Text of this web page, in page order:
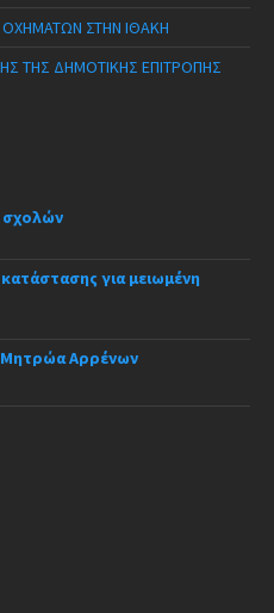
ΣΤΗΝ ΙΘΑΚΗ
ΤΗΣ ΔΗΜΟΤΙΚΗΣ ΕΠΙΤΡΟΠΗΣ
σχολών
για μειωμένη
Μητρώα Αρρένων